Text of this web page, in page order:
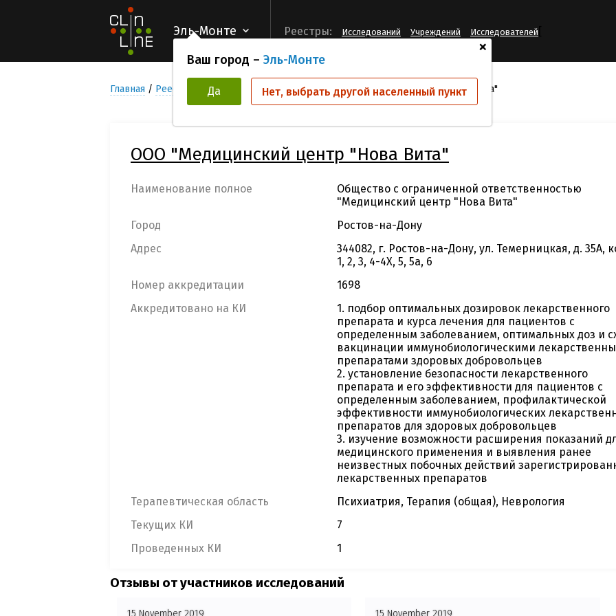
Эль-Монте
+
Ваш город – Эль-Монте
Да Нет, выбрать другой населенный пункт
Реестры: Исследований Учреждений Исследователей
Главная Реестр Медицинских учреждений ООО "Медицинский центр "Нова Вита"
ООО "Медицинский центр "Нова Вита"
Наименование полное
Общество с ограниченной ответственностью
"Медицинский центр "Нова Вита"
Город
Ростов-на-Дону
Адрес
344082, г. Ростов-на-Дону, ул. Темерницкая, д. 35А,
1, 2, 3, 4-4Х, 5, 5а, 6
Номер аккредитации
1698
Аккредитовано на КИ
1. подбор оптимальных дозировок лекарственного
препарата и курса лечения для пациентов с
определенным заболеванием, оптимальных доз и
вакцинации иммунобиологическими
препаратами здоровых добровольцев
2. установление безопасности лекарственного
препарата и его эффективности для пациентов с
определенным заболеванием, профилактической
эффективности иммунобиологических
препаратов для здоровых добровольцев
3. изучение возможности расширения показаний
медицинского применения и выявления ранее
неизвестных побочных действий
лекарственных препаратов
Терапевтическая область
Психиатрия, Терапия (общая), Неврология
Текущих КИ
7
Проведенных КИ
1
Отзывы от участников исследований
15 November 2019
15 November 2019